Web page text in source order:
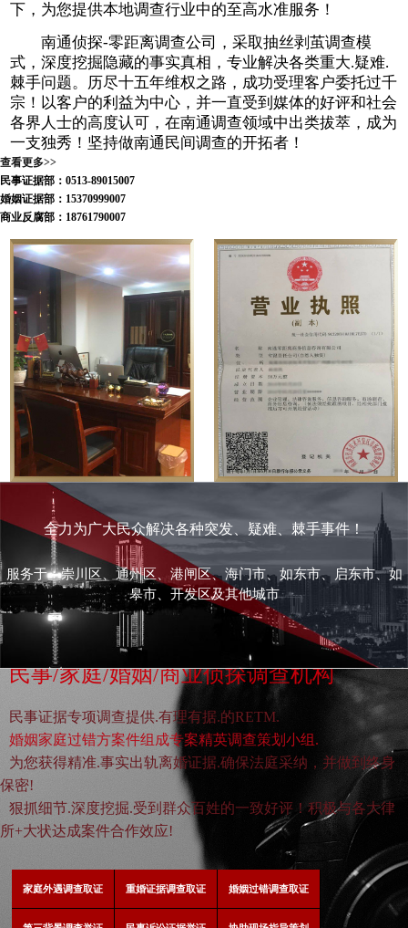
下，为您提供本地调查行业中的至高水准服务！
南通侦探-零距离调查公司，采取抽丝剥茧调查模
式，深度挖掘隐藏的事实真相，专业解决各类重大.疑难.
棘手问题。历尽十五年维权之路，成功受理客户委托过千
宗！以客户的利益为中心，并一直受到媒体的好评和社会
各界人士的高度认可，在南通调查领域中出类拔萃，成为
一支独秀！坚持做南通民间调查的开拓者！
查看更多>>
民事证据部：0513-89015007
婚姻证据部：15370999007
商业反腐部：18761790007
全力为广大民众解决各种突发、疑难、棘手事件！
服务于：崇川区、通州区、港闸区、海门市、如东市、启东市、如
皋市、开发区及其他城市
民事/家庭/婚姻/商业侦探调查机构
民事证据专项调查提供.有理有据.的RETM.
婚姻家庭过错方案件组成专案精英调查策划小组.
为您获得精准.事实出轨离婚证据.确保法庭采纳，并做到终身
保密!
狠抓细节.深度挖掘.受到群众百姓的一致好评！积极与各大律
所+大状达成案件合作效应!
家庭外遇调查取证 重婚证据调查取证 婚姻过错调查取证